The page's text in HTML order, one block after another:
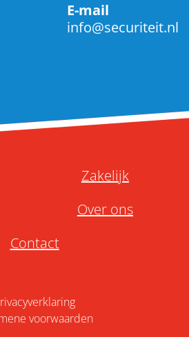
E-mail
info@securiteit.nl
Zakelijk
Over ons
Contact
voorwaarden